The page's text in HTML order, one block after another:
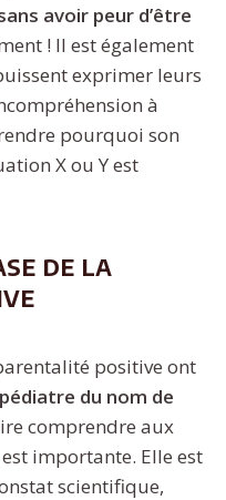
avoir peur d’être
! Il est également
exprimer leurs
à
pourquoi son
X ou Y est
de la
positive ont
du nom de
comprendre aux
importante. Elle est
scientifique,